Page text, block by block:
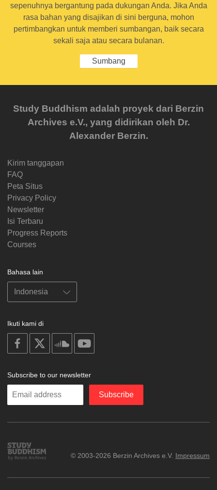
sepenuhnya bergantung pada dukungan Anda. Jika Anda
rasa bahan yang disajikan di sini berguna, mohon
pertimbangkan untuk memberi sumbangan, baik secara
sekali saja atau secara bulanan.
Sumbang
Study Buddhism adalah proyek dari Berzin
Archives e.V., yang didirikan oleh Dr.
Alexander Berzin.
Kirim tanggapan
FAQ
Peta Situs
Privacy Policy
Newsletter
Isi Terbaru
Progress Reports
Courses
Bahasa lain
Ikuti kami di
on
facebook
soundcloud
Subscribe to our newsletter
Enter
Subscribe
Study
Buddhism
© 2003-2026 Berzin Archives e.V. Impressum